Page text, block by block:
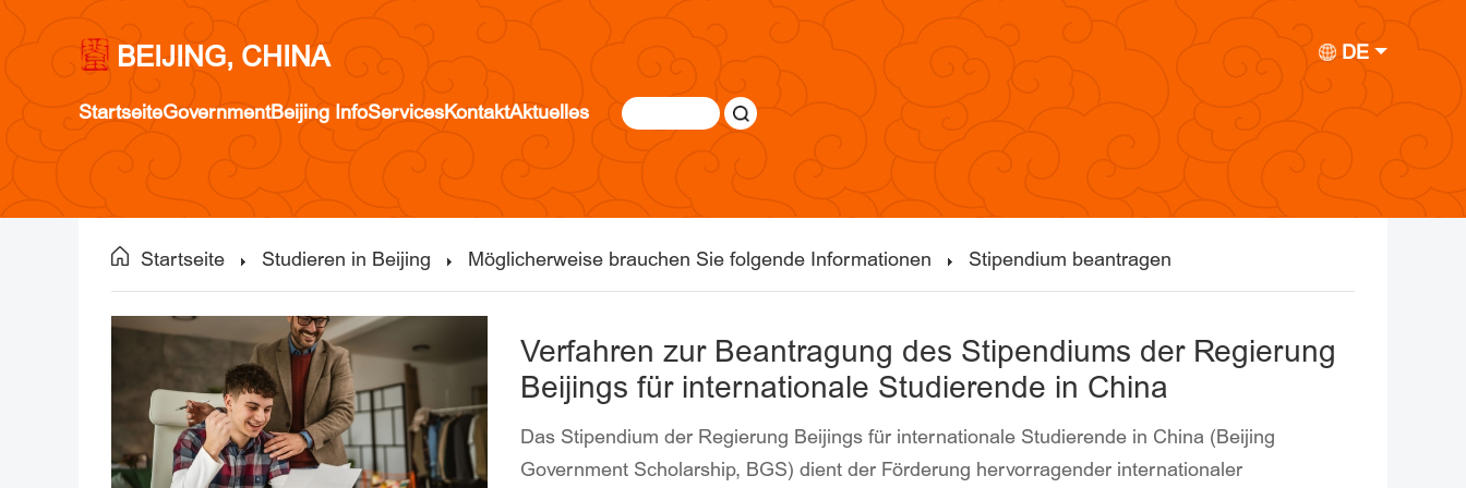
BEIJING, CHINA DE
StartseiteGovernmentBeijing InfoServicesKontaktAktuelles
Startseite Studieren in Beijing Möglicherweise brauchen Sie folgende Informationen Stipendium beantragen
Verfahren zur Beantragung des Stipendiums der Regierung
Beijings für internationale Studierende in China
Das Stipendium der Regierung Beijings für internationale Studierende in China (Beijing
Government Scholarship, BGS) dient der Förderung hervorragender internationaler